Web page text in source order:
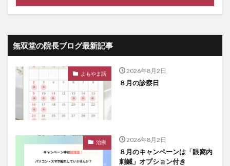
無双堂の院長ブログ最新記事
よもやま話 2026年8月2日
８月の診察日
治療 2026年8月2日
８月のキャンペーンは「眼窩内
刺鍼」オプション付き